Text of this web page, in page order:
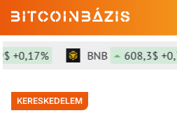
BNB 608,3$
KERESKEDELEM